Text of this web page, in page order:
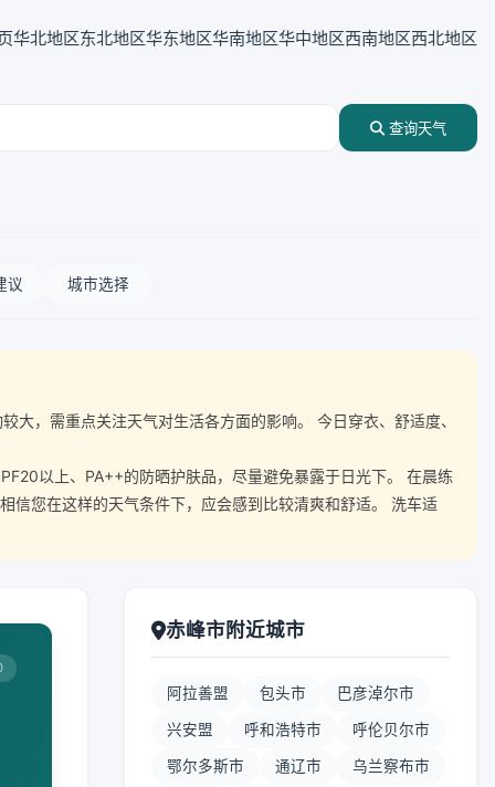
华北地区东北地区华东地区华南地区华中地区西南地区西北地区
查询天气
议 城市选择
，需重点关注天气对生活各方面的影响。 今日穿衣、舒适度、
以上、PA++的防晒护肤品，尽量避免暴露于日光下。 在晨练
信您在这样的天气条件下，应会感到比较清爽和舒适。 洗车适
赤峰市附近城市
阿拉善盟 包头市 巴彦淖尔市
兴安盟 呼和浩特市 呼伦贝尔市
鄂尔多斯市 通辽市 乌兰察布市